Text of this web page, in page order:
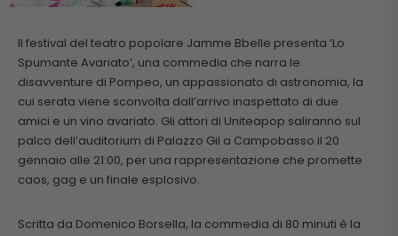
Il festival del teatro popolare Jamme Bbelle presenta ‘Lo
Spumante Avariato’, una commedia che narra le
disavventure di Pompeo, un appassionato di astronomia, la
cui serata viene sconvolta dall’arrivo inaspettato di due
amici e un vino avariato. Gli attori di Uniteapop saliranno sul
palco dell’auditorium di Palazzo Gil a Campobasso il 20
gennaio alle 21:00, per una rappresentazione che promette
caos, gag e un finale esplosivo.
Scritta da Domenico Borsella, la commedia di 80 minuti è la